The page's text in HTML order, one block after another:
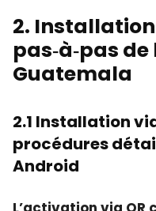
2.
pas‑à‑pas de
Guatemala
2.1 Installation
procédures
Android